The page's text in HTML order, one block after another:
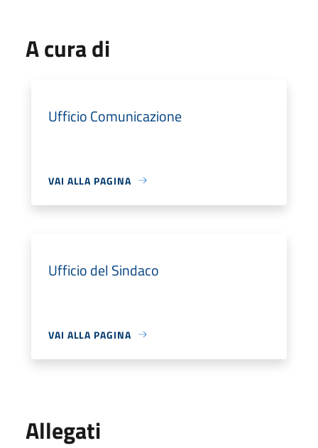
A cura di
Ufficio Comunicazione
VAI ALLA PAGINA
Ufficio del Sindaco
VAI ALLA PAGINA
Allegati